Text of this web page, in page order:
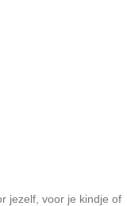
jezelf, voor je kindje of